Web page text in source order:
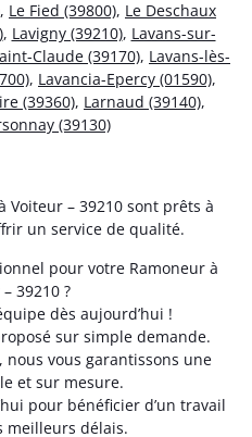
, Le Fied (39800), Le Deschaux
, Lavigny (39210), Lavans-sur-
Claude (39170), Lavans-lès-
, Lavancia-Epercy (01590),
(39360), Larnaud (39140),
(39130)
Voiteur – 39210 sont prêts à
un service de qualité.
pour votre Ramoneur à
39210 ?
dès aujourd’hui !
sur simple demande.
vous garantissons une
et sur mesure.
pour bénéficier d’un travail
meilleurs délais.